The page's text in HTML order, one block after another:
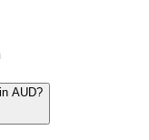
AUD?